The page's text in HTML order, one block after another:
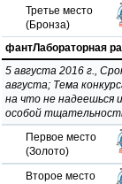
Третье место
(Бронза)
фантЛабораторная
5 августа 2016 г.,
августа; Тема
на что не надеешься
особой
Первое место
(Золото)
Второе место